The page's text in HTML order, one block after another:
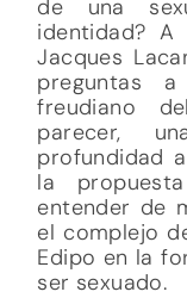
de una
identidad?
Jacques
preguntas
freudiano
parecer,
profundidad
la
entender de
el complejo
Edipo en la
ser sexuado.